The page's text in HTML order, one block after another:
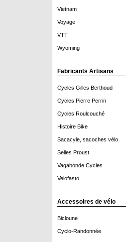
Vietnam
Voyage
VTT
Wyoming
Fabricants Artisans
Cycles Gilles Berthoud
Cycles Pierre Perrin
Cycles Roulcouché
Histoire Bike
Sacacyle, sacoches vélo
Selles Proust
Vagabonde Cycles
Velofasto
Accessoires de vélo
Bicloune
Cyclo-Randonnée